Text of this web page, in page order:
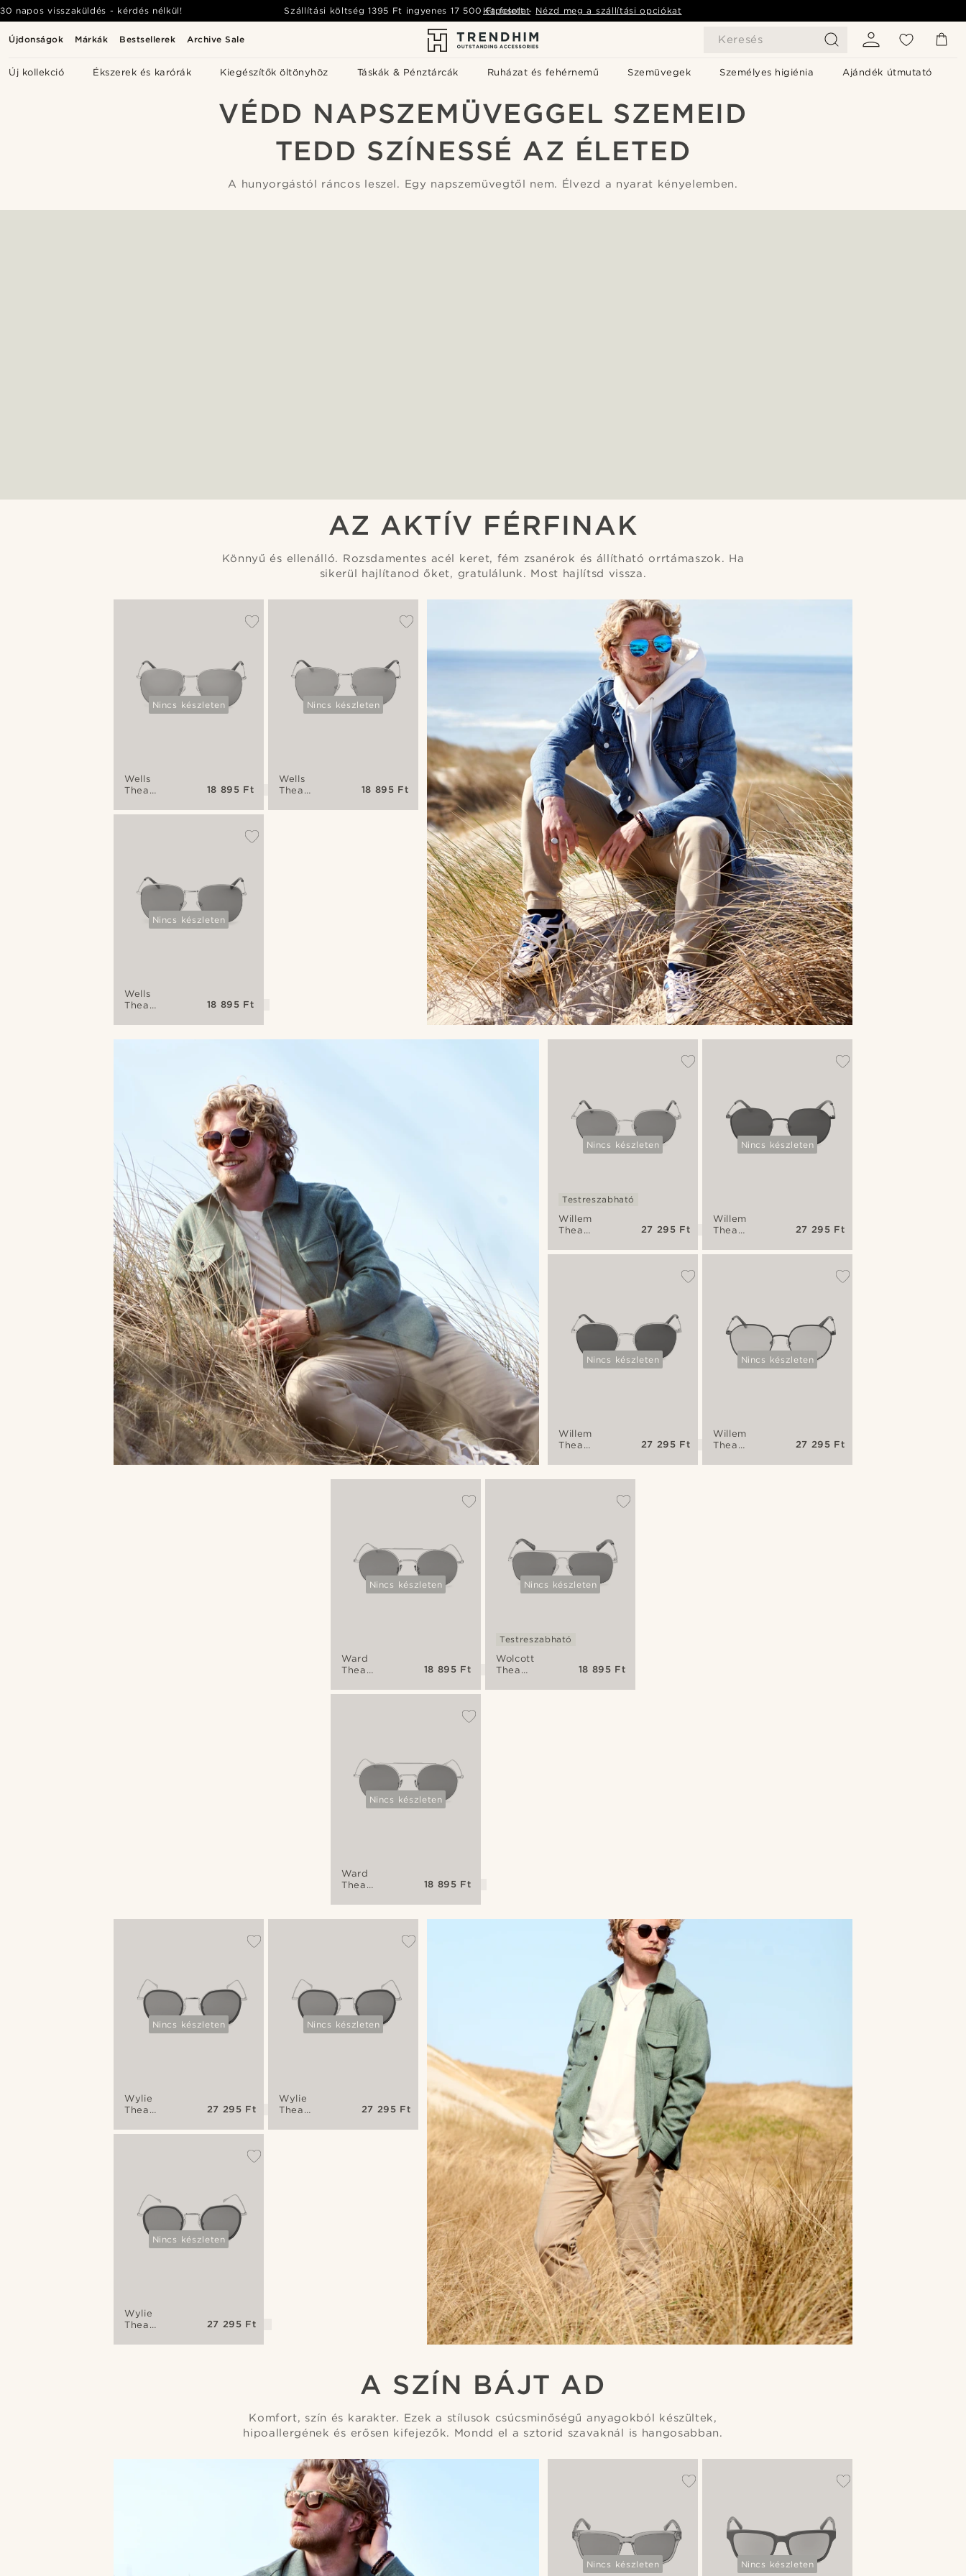
Újdonságok Márkák Bestsellerek Archive Sale Keresés
Új kollekció Ékszerek és karórák Kiegészítők öltönyhöz Táskák & Pénztárcák Ruházat és fehérnemű Szemüvegek Személyes higiénia Ajándék útmutató
30 napos visszaküldés - kérdés nélkül! Szállítási költség1395 Ft ingyenes 17 500 Ft felett- Nézd meg a szállítási opciókat
Kapcsolat
VÉDD NAPSZEMÜVEGGEL SZEMEID
TEDD SZÍNESSÉ AZ ÉLETED
A hunyorgástól ráncos leszel. Egy napszemüvegtől nem. Élvezd a nyarat kényelemben.
AZ AKTÍV FÉRFINAK
Könnyű és ellenálló. Rozsdamentes acél keret, fém zsanérok és állítható orrtámaszok. Ha
sikerül hajlítanod őket, gratulálunk. Most hajlítsd vissza.
Nincs készleten
Wells
Thea
tónusú
18 895 Ft
Nincs készleten
Wells
Thea
tónusú-
szürke
18 895 Ft
Nincs készleten
Wells
Thea
tónusú-
18 895 Ft
Nincs készleten
Willem
Thea
tónusú és
Testreszabható
27 295 Ft
Nincs készleten
Willem
Thea
tónusú és
szürke
27 295 Ft
Nincs készleten
Willem
Thea
szürke
27 295 Ft
Nincs készleten
Willem
Thea
piros
27 295 Ft
Nincs készleten
Ward
Thea
tónusú-
18 895 Ft
Nincs készleten
Ward
Thea
tónusú-
barna
18 895 Ft
Nincs készleten
Wolcott
Thea
tónusú-
Testreszabható
18 895 Ft
Nincs készleten
Wylie
Thea
tónusú és
27 295 Ft
Nincs készleten
Wylie
Thea
tónusú és
27 295 Ft
Nincs készleten
Wylie
Thea
tónusú-
27 295 Ft
A SZÍN BÁJT AD
Komfort, szín és karakter. Ezek a stílusok csúcsminőségű anyagokból készültek,
hipoallergének és erősen kifejezők. Mondd el a sztorid szavaknál is hangosabban.
Nincs készleten Nincs készleten